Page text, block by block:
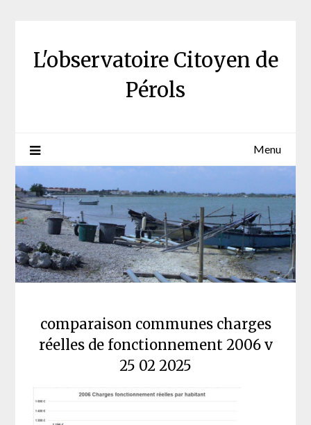
L'observatoire Citoyen de
Pérols
Menu
comparaison communes charges
réelles de fonctionnement 2006 v
25 02 2025